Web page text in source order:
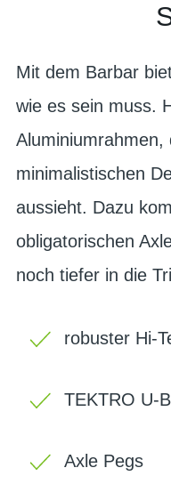
Mit dem Barbar
wie es sein muss.
minimalistischen
aussieht. Dazu
obligatorischen
noch tiefer in die
robuster Hi-
TEKTRO U-
Axle Pegs